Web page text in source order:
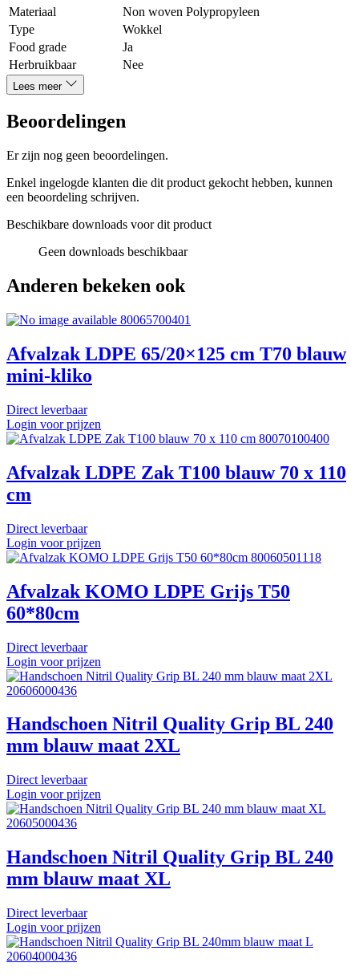
Materiaal
Non woven Polypropyleen
Type
Wokkel
Food grade
Ja
Herbruikbaar
Nee
Lees meer
Beoordelingen
Er zijn nog geen beoordelingen.
Enkel ingelogde klanten die dit product gekocht hebben, kunnen
een beoordeling schrijven.
Beschikbare downloads voor dit product
Geen downloads beschikbaar
Anderen bekeken ook
80065700401
Afvalzak LDPE 65/20×125 cm T70 blauw
mini-kliko
Direct leverbaar
Login voor prijzen
80070100400
Afvalzak LDPE Zak T100 blauw 70 x 110
cm
Direct leverbaar
Login voor prijzen
80060501118
Afvalzak KOMO LDPE Grijs T50
60*80cm
Direct leverbaar
Login voor prijzen
20606000436
Handschoen Nitril Quality Grip BL 240
mm blauw maat 2XL
Direct leverbaar
Login voor prijzen
20605000436
Handschoen Nitril Quality Grip BL 240
mm blauw maat XL
Direct leverbaar
Login voor prijzen
20604000436